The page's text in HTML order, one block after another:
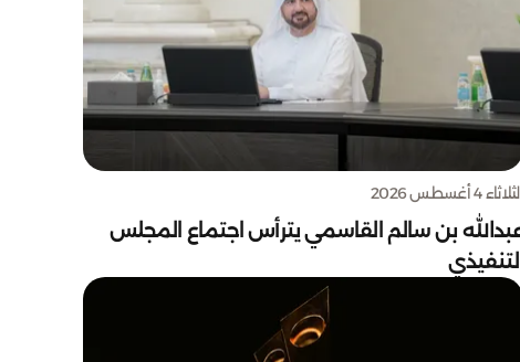
4 أغسطس 2026
بن سالم القاسمي يترأس اجتماع المجلس
التنفيذي